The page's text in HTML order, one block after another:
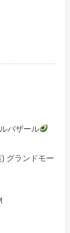
バザール
グランドモー